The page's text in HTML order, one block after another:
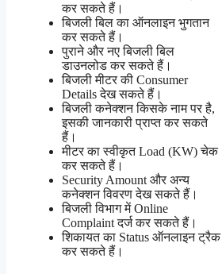
कर सकते हैं।
बिजली बिल का ऑनलाइन भुगतान
कर सकते हैं।
पुराने और नए बिजली बिल
डाउनलोड कर सकते हैं।
बिजली मीटर की Consumer
Details देख सकते हैं।
बिजली कनेक्शन किसके नाम पर है,
इसकी जानकारी प्राप्त कर सकते
हैं।
मीटर का स्वीकृत Load (KW) चेक
कर सकते हैं।
Security Amount और अन्य
कनेक्शन विवरण देख सकते हैं।
बिजली विभाग में Online
Complaint दर्ज कर सकते हैं।
शिकायत का Status ऑनलाइन ट्रैक
कर सकते हैं।